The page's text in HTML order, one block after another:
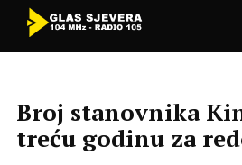
Broj stanovnika
treću godinu za